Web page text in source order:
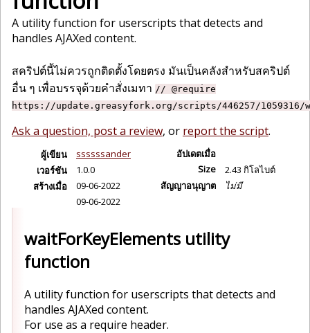
A utility function for userscripts that detects and
handles AJAXed content.
สคริปต์นี้ไม่ควรถูกติดตั้งโดยตรง มันเป็นคลังสำหรับสคริปต์
อื่น ๆ เพื่อบรรจุด้วยคำสั่งเมทา // @require
https://update.greasyfork.org/scripts/446257/1059316/
Ask a question, post a review, or report the script.
ผู้เขียน
ssssssander
เวอร์ชัน
1.0.0
สร้างเมื่อ
09-06-2022
อัปเดตเมื่อ
09-06-2022
Size
2.43 กิโลไบต์
สัญญาอนุญาต
ไม่มี
waitForKeyElements utility
function
A utility function for userscripts that detects and
handles AJAXed content.
For use as a require header.